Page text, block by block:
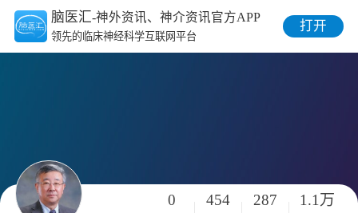
脑医汇-神外资讯、神介资讯官方APP
领先的临床神经科学互联网平台
打开
0 454 287 1.1万